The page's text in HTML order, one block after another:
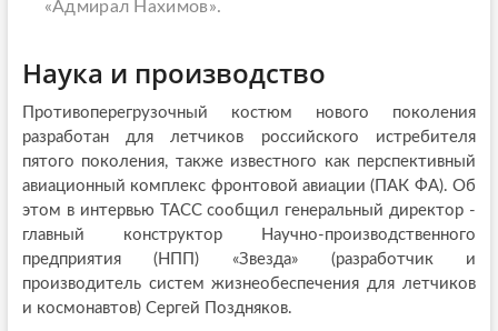
«Адмирал Нахимов».
Наука и производство
Противоперегрузочный костюм нового поколения
разработан для летчиков российского истребителя
пятого поколения, также известного как перспективный
авиационный комплекс фронтовой авиации (ПАК ФА). Об
этом в интервью ТАСС сообщил генеральный директор -
главный конструктор Научно-производственного
предприятия (НПП) «Звезда» (разработчик и
производитель систем жизнеобеспечения для летчиков
и космонавтов) Сергей Поздняков.